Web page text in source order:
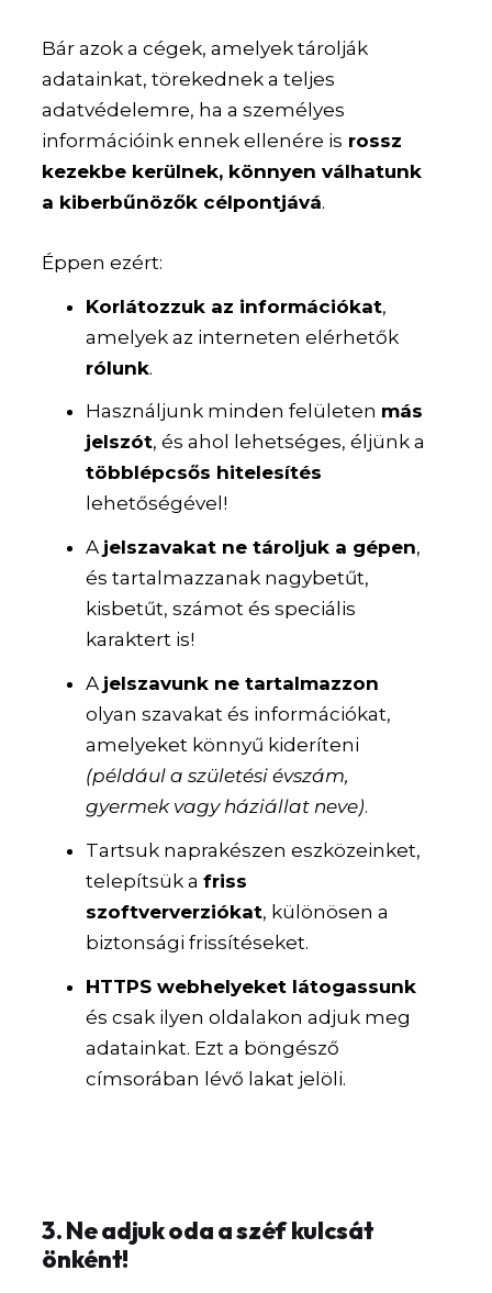
Bár azok a cégek, amelyek tárolják
adatainkat, törekednek a teljes
adatvédelemre, ha a személyes
információink ennek ellenére is rossz
kezekbe kerülnek, könnyen válhatunk
a kiberbűnözők célpontjává.
Éppen ezért:
Korlátozzuk az információkat,
amelyek az interneten elérhetők
rólunk.
Használjunk minden felületen más
jelszót, és ahol lehetséges, éljünk a
többlépcsős hitelesítés
lehetőségével!
A jelszavakat ne tároljuk a gépen,
és tartalmazzanak nagybetűt,
kisbetűt, számot és speciális
karaktert is!
A jelszavunk ne tartalmazzon
olyan szavakat és információkat,
amelyeket könnyű kideríteni
(például a születési évszám,
gyermek vagy háziállat neve).
Tartsuk naprakészen eszközeinket,
telepítsük afriss
szoftververziókat, különösen a
biztonsági frissítéseket.
HTTPS webhelyeket látogassunk
és csak ilyen oldalakon adjuk meg
adatainkat. Ezt a böngésző
címsorában lévő lakat jelöli.
3. Ne adjuk oda a széf kulcsát
önként!